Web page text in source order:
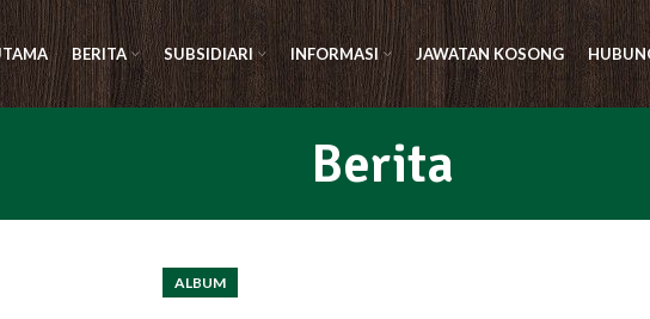
BERITA SUBSIDIARI INFORMASI JAWATAN KOSONG
Berita
ALBUM